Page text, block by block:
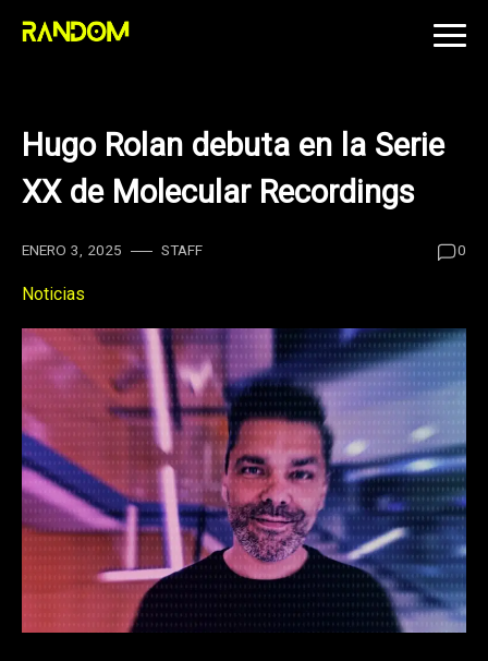
Skip
Hugo Rolan debuta en la Serie
XX de Molecular Recordings
ENERO 3, 2025 STAFF 0
Noticias